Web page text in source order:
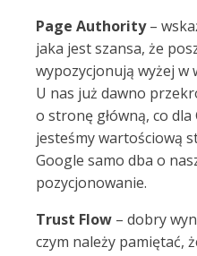
Page Authority–
jaka jest szansa, że
wypozycjonują wyżej w
U nas już dawno
o stronę główną, co dla
jesteśmy wartościową
Google samo dba o
pozycjonowanie.
Trust Flow – dobry
czym należy pamiętać,